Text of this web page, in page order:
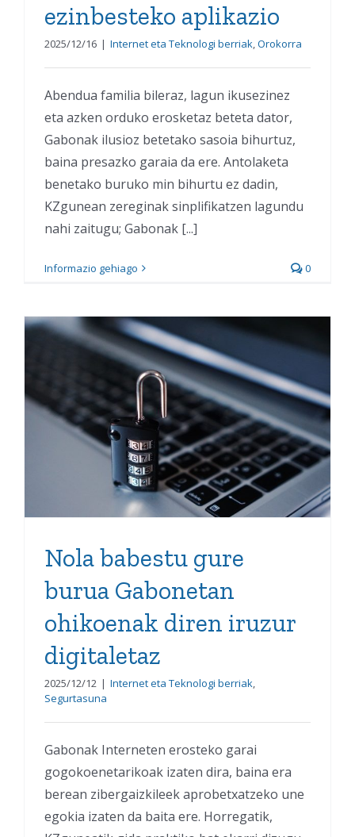
ezinbesteko aplikazio
2025/12/16 | Internet eta Teknologi berriak,Orokorra
Abendua familia bileraz, lagun ikusezinez
eta azken orduko erosketaz beteta dator,
Gabonak ilusioz betetako sasoia bihurtuz,
baina presazko garaia da ere. Antolaketa
benetako buruko min bihurtu ez dadin,
KZgunean zereginak sinplifikatzen lagundu
nahi zaitugu; Gabonak [...]
Informazio gehiago 0
Nola babestu gure burua
Gabonetan ohikoenak
diren iruzur digitaletaz
Nola babestu gure
burua Gabonetan
ohikoenak diren iruzur
digitaletaz
2025/12/12 | Internet eta Teknologi berriak,
Segurtasuna
Gabonak Interneten erosteko garai
gogokoenetarikoak izaten dira, baina era
berean zibergaizkileek aprobetxatzeko une
egokia izaten da baita ere. Horregatik,